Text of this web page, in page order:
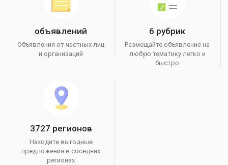
объявлений
Объявления от частных лиц
и организаций
6 рубрик
Размещайте объявление на
любую тематику легко и
быстро
3727 регионов
Находите выгодные
предложения в соседних
регионах